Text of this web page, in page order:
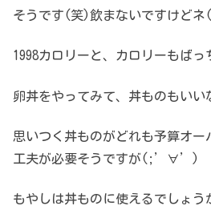
そうです(笑)飲まないですけどネ
1998カロリーと、カロリーもばっ
卵丼をやってみて、丼ものもいい
思いつく丼ものがどれも予算オー
工夫が必要そうですが(;’∀’)
もやしは丼ものに使えるでしょう